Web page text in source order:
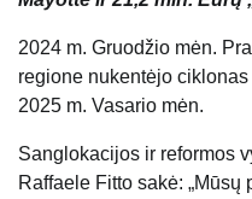
2024 m. Gruodžio mėn.
regione nukentėjo
2025 m. Vasario mėn.
Sanglokacijos ir reformos
Raffaele Fitto sakė: